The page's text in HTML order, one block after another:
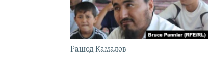
Рашод Камалов